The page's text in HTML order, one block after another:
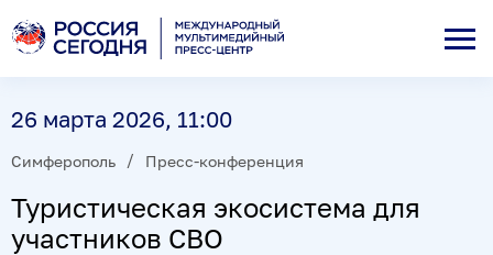
26 марта 2026, 11:00
Симферополь Пресс-конференция
Туристическая экосистема для
участников СВО